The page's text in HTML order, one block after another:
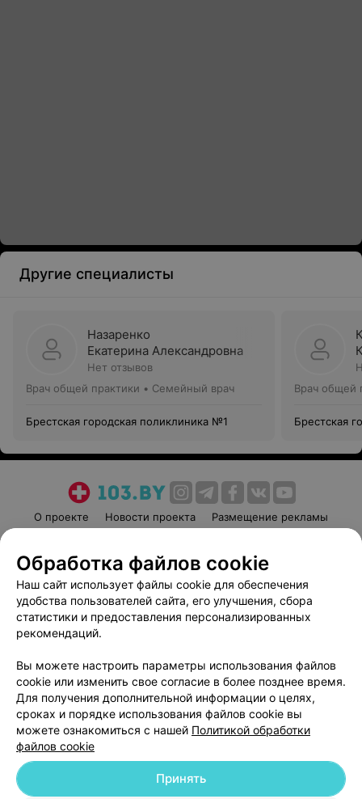
Другие специалисты
Назаренко
Екатерина Александровна
Нет отзывов
Врач общей практики • Семейный врач
Брестская городская поликлиника №1
Врач общей
Брестская
О проекте Новости проекта
Размещение рекламы
Пользовательское соглашение
Способы оплаты
Вакансии
Партнеры
Написать руководителю 103.by
Обработка персональных данных
© 2026 ООО «Артокс Лаб», УНП 191700409 | 220012, Республика Беларусь,
Обработка файлов cookie
Наш сайт использует файлы cookie для обеспечения
удобства пользователей сайта, его улучшения, сбора
статистики и предоставления персонализированных
рекомендаций.
Вы можете настроить параметры использования файлов
cookie или изменить свое согласие в более позднее время.
Для получения дополнительной информации о целях,
сроках и порядке использования файлов cookie вы
можете ознакомиться с нашей Политикой обработки
файлов cookie
Принять